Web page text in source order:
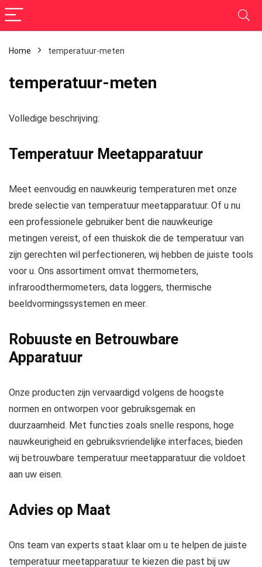
Home temperatuur-meten
temperatuur-meten
Volledige beschrijving:
Temperatuur Meetapparatuur
Meet eenvoudig en nauwkeurig temperaturen met onze
brede selectie van temperatuur meetapparatuur. Of u nu
een professionele gebruiker bent die nauwkeurige
metingen vereist, of een thuiskok die de temperatuur van
zijn gerechten wil perfectioneren, wij hebben de juiste tools
voor u. Ons assortiment omvat thermometers,
infraroodthermometers, data loggers, thermische
beeldvormingssystemen en meer.
Robuuste en Betrouwbare
Apparatuur
Onze producten zijn vervaardigd volgens de hoogste
normen en ontworpen voor gebruiksgemak en
duurzaamheid. Met functies zoals snelle respons, hoge
nauwkeurigheid en gebruiksvriendelijke interfaces, bieden
wij betrouwbare temperatuur meetapparatuur die voldoet
aan uw eisen.
Advies op Maat
Ons team van experts staat klaar om u te helpen de juiste
temperatuur meetapparatuur te kiezen die past bij uw